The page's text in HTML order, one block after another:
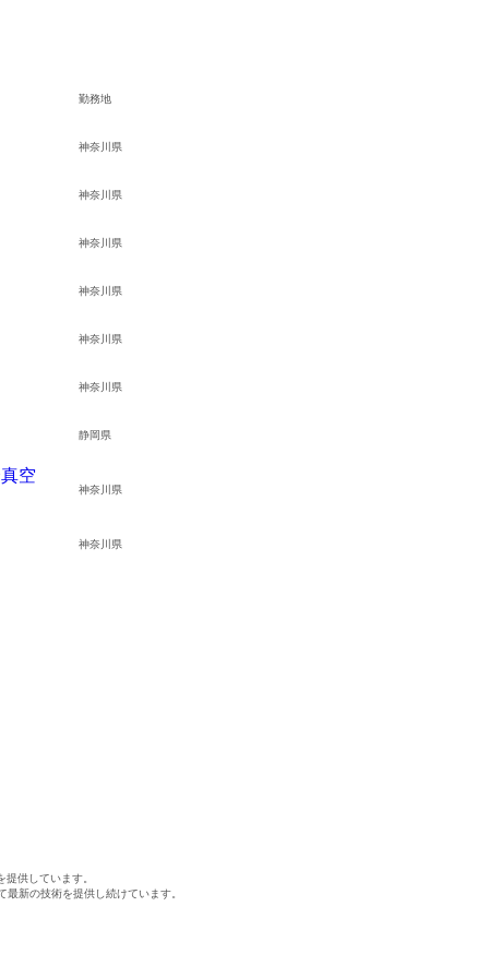
勤務地
神奈川県
神奈川県
神奈川県
神奈川県
神奈川県
神奈川県
静岡県
空
神奈川県
神奈川県
供しています。
新の技術を提供し続けています。